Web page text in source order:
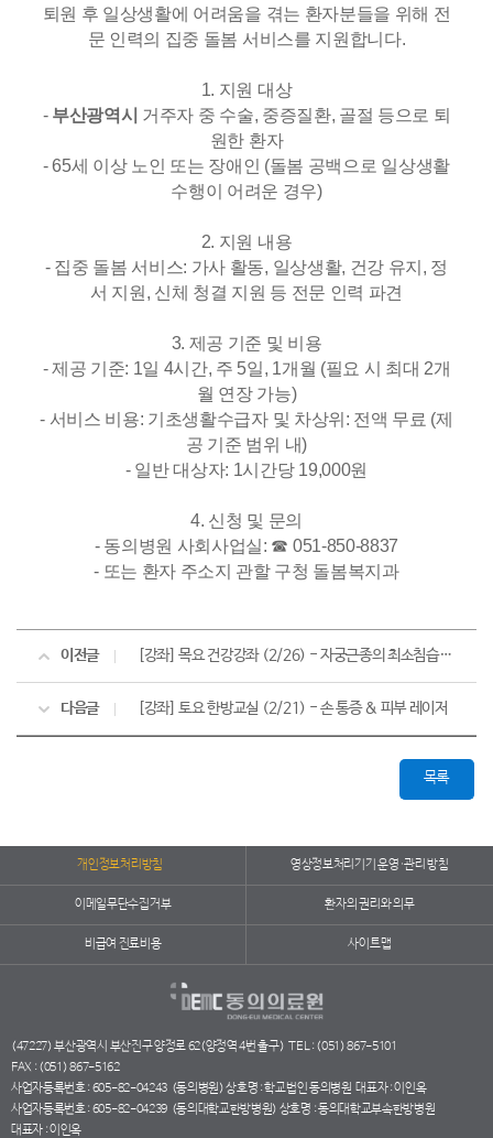
퇴원 후 일상생활에 어려움을 겪는 환자분들을 위해 전
문 인력의 집중 돌봄 서비스를 지원합니다.
1. 지원 대상
- 부산광역시 거주자 중 수술, 중증질환, 골절 등으로 퇴
원한 환자
- 65세 이상 노인 또는 장애인 (돌봄 공백으로 일상생활
수행이 어려운 경우)
2. 지원 내용
- 집중 돌봄 서비스: 가사 활동, 일상생활, 건강 유지, 정
서 지원, 신체 청결 지원 등 전문 인력 파견
3. 제공 기준 및 비용
- 제공 기준: 1일 4시간, 주 5일, 1개월 (필요 시 최대 2개
월 연장 가능)
- 서비스 비용: 기초생활수급자 및 차상위: 전액 무료 (제
공 기준 범위 내)
- 일반 대상자: 1시간당 19,000원
4. 신청 및 문의
- 동의병원 사회사업실: ☎ 051-850-8837
- 또는 환자 주소지 관할 구청 돌봄복지과
이전글 [강좌] 목요 건강강좌 (2/26) - 자궁근종의 최소침습적 수술치료
다음글 [강좌] 토요 한방교실 (2/21) - 손 통증 & 피부 레이저
목록
개인정보처리방침 영상정보처리기기 운영·관리 방침
이메일무단수집거부 환자의 권리와 의무
비급여 진료비용 사이트맵
(47227) 부산광역시 부산진구 양정로 62(양정역 4번 출구) TEL : (051) 867-5101
FAX : (051) 867-5162
사업자등록번호 : 605-82-04243 (동의병원) 상호명 : 학교법인 동의병원 대표자 : 이인옥
사업자등록번호 : 605-82-04239 (동의대학교한방병원) 상호명 : 동의대학교부속한방병원
대표자 : 이인옥